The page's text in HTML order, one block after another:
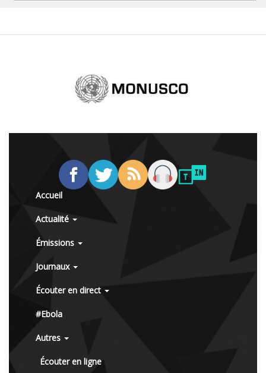
Accueil
Actualité
Émissions
Journaux
Écouter en direct
#Ebola
Autres
Écouter en ligne